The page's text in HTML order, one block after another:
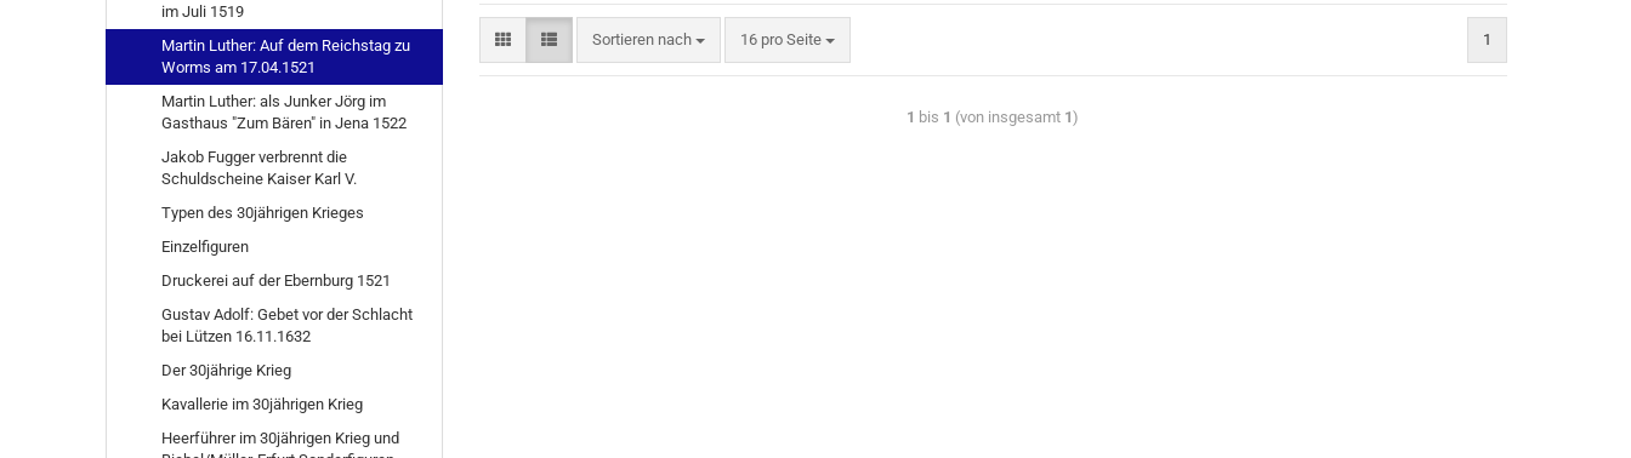
Sortieren nach 16 pro Seite 1
1 bis 1 (von insgesamt 1)
im Juli 1519
Martin Luther: Auf dem Reichstag zu
Worms am 17.04.1521
Martin Luther: als Junker Jörg im
Gasthaus "Zum Bären" in Jena 1522
Jakob Fugger verbrennt die
Schuldscheine Kaiser Karl V.
Typen des 30jährigen Krieges
Einzelfiguren
Druckerei auf der Ebernburg 1521
Gustav Adolf: Gebet vor der Schlacht
bei Lützen 16.11.1632
Der 30jährige Krieg
Kavallerie im 30jährigen Krieg
Heerführer im 30jährigen Krieg und